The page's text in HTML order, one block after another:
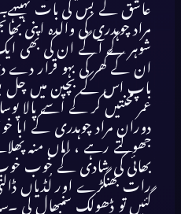
عاشق کے بس کی بات نہیںہے۔
مراد چوہدری کی والدہ اپنی
شوہر کے آگے ان کی بھی ایک
ان کے گھر کی بہو قرار دے
باپ اس کے بچپن میں چل
عمر محنتیں کر کے اسے پالا
دوران مراد چوہدری کے
جھولتے رہے ، اماں منہ
بھائی کی شادی کے خوب
رات بھنگڑے اور لُڈیاں
گئیں تو ڈھولک سنبھال لی